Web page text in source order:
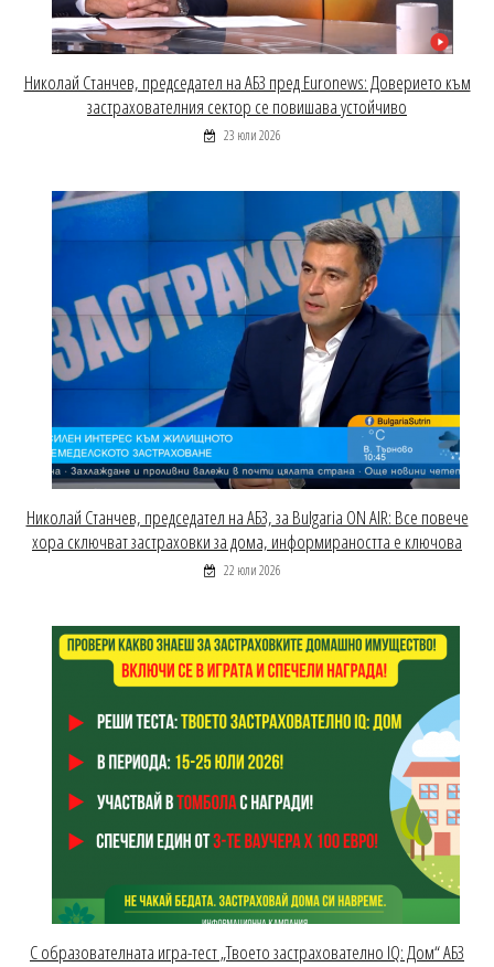
Николай Станчев, председател на АБЗ пред Euronews: Доверието към
застрахователния сектор се повишава устойчиво
23 юли 2026
Николай Станчев, председател на АБЗ, за Bulgaria ON AIR: Все повече
хора сключват застраховки за дома, информираността е ключова
22 юли 2026
С образователната игра-тест „Твоето застрахователно IQ: Дом“ АБЗ